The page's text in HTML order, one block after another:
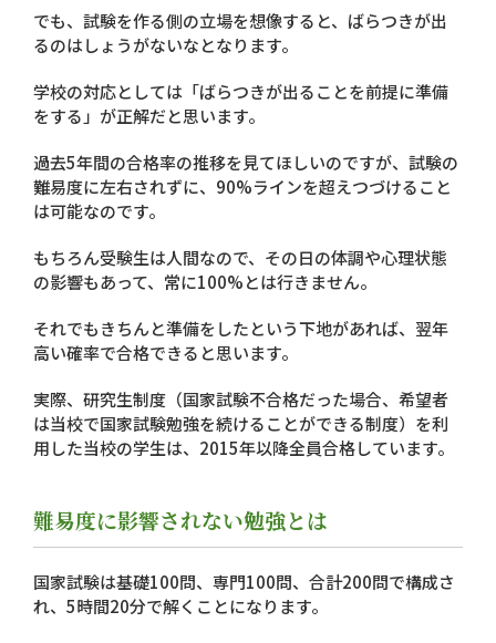
でも、試験を作る側の立場を想像すると、ばらつきが出
るのはしょうがないなとなります。
学校の対応としては「ばらつきが出ることを前提に準備
をする」が正解だと思います。
過去5年間の合格率の推移を見てほしいのですが、試験の
難易度に左右されずに、90%ラインを超えつづけること
は可能なのです。
もちろん受験生は人間なので、その日の体調や心理状態
の影響もあって、常に100%とは行きません。
それでもきちんと準備をしたという下地があれば、翌年
高い確率で合格できると思います。
実際、研究生制度（国家試験不合格だった場合、希望者
は当校で国家試験勉強を続けることができる制度）を利
用した当校の学生は、2015年以降全員合格しています。
難易度に影響されない勉強とは
国家試験は基礎100問、専門100問、合計200問で構成さ
れ、5時間20分で解くことになります。